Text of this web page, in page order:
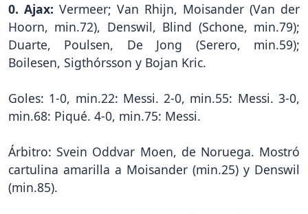
0. Ajax: Vermeer; Van Rhijn, Moisander (Van der
Hoorn, min.72), Denswil, Blind (Schone, min.79);
Duarte, Poulsen, De Jong (Serero, min.59);
Boilesen, Sigthórsson y Bojan Kric.
Goles: 1-0, min.22: Messi. 2-0, min.55: Messi. 3-0,
min.68: Piqué. 4-0, min.75: Messi.
Árbitro: Svein Oddvar Moen, de Noruega. Mostró
cartulina amarilla a Moisander (min.25) y Denswil
(min.85).